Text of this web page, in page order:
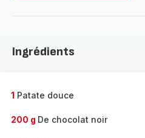
gamme
Ingrédients
1 Patate douce
200 g De chocolat noir